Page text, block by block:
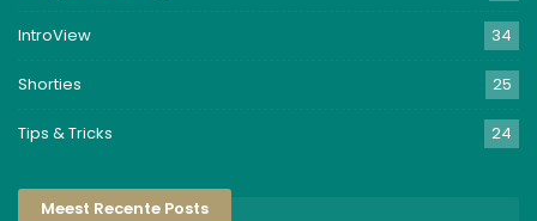
IntroView 34
Shorties 25
Tips & Tricks 24
Meest Recente Posts